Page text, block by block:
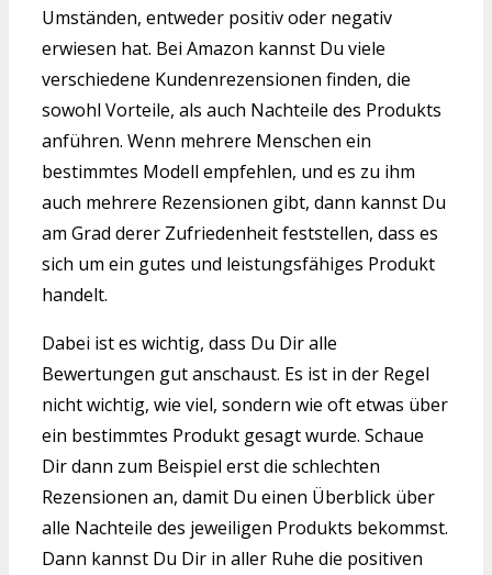
Umständen, entweder positiv oder negativ
erwiesen hat. Bei Amazon kannst Du viele
verschiedene Kundenrezensionen finden, die
sowohl Vorteile, als auch Nachteile des Produkts
anführen. Wenn mehrere Menschen ein
bestimmtes Modell empfehlen, und es zu ihm
auch mehrere Rezensionen gibt, dann kannst Du
am Grad derer Zufriedenheit feststellen, dass es
sich um ein gutes und leistungsfähiges Produkt
handelt.
Dabei ist es wichtig, dass Du Dir alle
Bewertungen gut anschaust. Es ist in der Regel
nicht wichtig, wie viel, sondern wie oft etwas über
ein bestimmtes Produkt gesagt wurde. Schaue
Dir dann zum Beispiel erst die schlechten
Rezensionen an, damit Du einen Überblick über
alle Nachteile des jeweiligen Produkts bekommst.
Dann kannst Du Dir in aller Ruhe die positiven